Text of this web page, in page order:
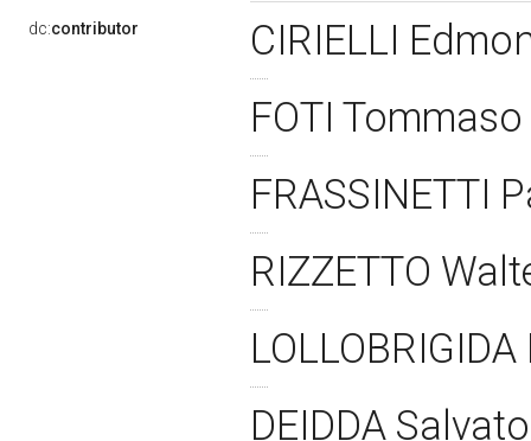
dc:contributor
CIRIELLI
FOTI Tommaso
FRASSINETTI
RIZZETTO
DEIDDA